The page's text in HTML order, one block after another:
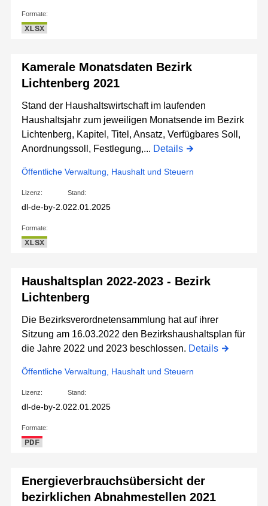
Formate:
XLSX
Kamerale Monatsdaten Bezirk
Lichtenberg 2021
Stand der Haushaltswirtschaft im laufenden
Haushaltsjahr zum jeweiligen Monatsende im Bezirk
Lichtenberg, Kapitel, Titel, Ansatz, Verfügbares Soll,
Anordnungssoll, Festlegung,... Details
Öffentliche Verwaltung, Haushalt und Steuern
Lizenz:
dl-de-by-2.0
Stand:
22.01.2025
Formate:
XLSX
Haushaltsplan 2022-2023 - Bezirk
Lichtenberg
Die Bezirksverordnetensammlung hat auf ihrer
Sitzung am 16.03.2022 den Bezirkshaushaltsplan für
die Jahre 2022 und 2023 beschlossen. Details
Öffentliche Verwaltung, Haushalt und Steuern
Lizenz:
dl-de-by-2.0
Stand:
22.01.2025
Formate:
PDF
Energieverbrauchsübersicht der
bezirklichen Abnahmestellen 2021